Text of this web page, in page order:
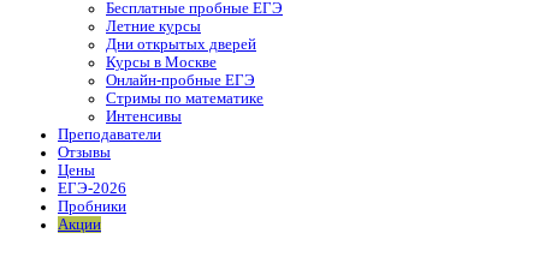
Бесплатные пробные ЕГЭ
Летние курсы
Дни открытых дверей
Курсы в Москве
Онлайн-пробные ЕГЭ
Стримы по математике
Интенсивы
Преподаватели
Отзывы
Цены
ЕГЭ-2026
Пробники
Акции